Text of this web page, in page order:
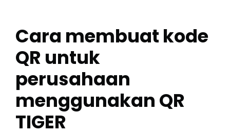
Cara membuat kode
QR untuk
perusahaan
menggunakan QR
TIGER